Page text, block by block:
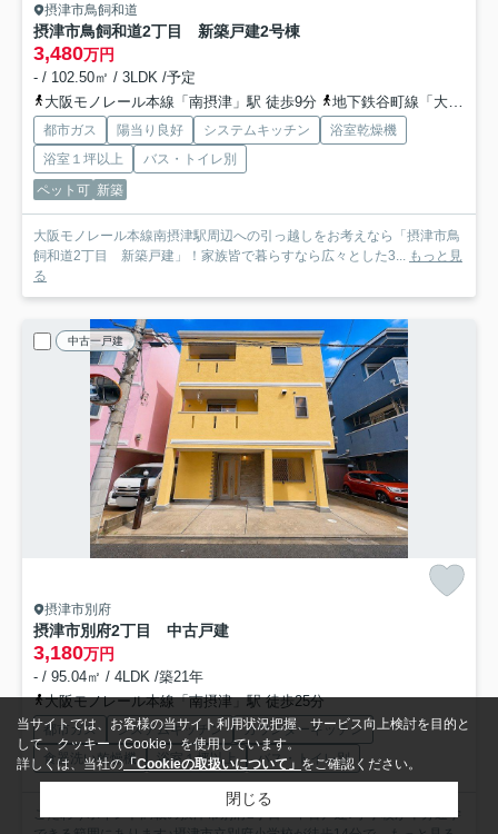
摂津市鳥飼和道
摂津市鳥飼和道2丁目 新築戸建2号棟
3,480万円
- / 102.50㎡ / 3LDK /予定
大阪モノレール本線「南摂津」駅 徒歩9分
地下鉄谷町線「大日」駅 徒歩24分
都市ガス 陽当り良好 システムキッチン
浴室乾燥機
浴室１坪以上
バス・トイレ別
ペット可 新築
大阪モノレール本線南摂津駅周辺への引っ越しをお考えなら「摂津市鳥
飼和道2丁目 新築戸建」！家族皆で暮らすなら広々とした3... もっと見
る
中古一戸建
摂津市別府
摂津市別府2丁目 中古戸建
3,180万円
- / 95.04㎡ / 4LDK /築21年
大阪モノレール本線「南摂津」駅 徒歩25分
都市ガス システムキッチン
カウンターキッチン
食器洗い乾燥機
浴室１坪以上 バス・トイレ別
こだわりポイント満載の摂津市別府2丁目 中古戸建♪小学校が十分通学
当サイトでは、お客様の当サイト利用状況把握、サービス向上検討を目的と
して、クッキー（Cookie）を使用しています。
詳しくは、当社の 「Cookieの取扱いについて」 をご確認ください。
閉じる